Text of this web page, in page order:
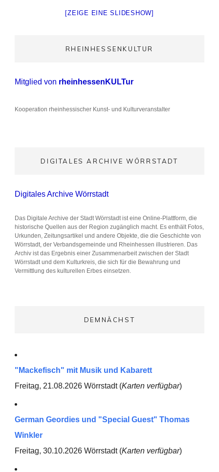
[ZEIGE EINE SLIDESHOW]
RHEINHESSENKULTUR
Mitglied von rheinhessenKULTur
Kooperation rheinhessischer Kunst- und Kulturveranstalter
DIGITALES ARCHIVE WÖRRSTADT
Digitales Archive Wörrstadt
Das Digitale Archive der Stadt Wörrstadt ist eine Online-Plattform, die
historische Quellen aus der Region zugänglich macht. Es enthält Fotos,
Urkunden, Zeitungsartikel und andere Objekte, die die Geschichte von
Wörrstadt, der Verbandsgemeinde und Rheinhessen illustrieren. Das
Archiv ist das Ergebnis einer Zusammenarbeit zwischen der Stadt
Wörrstadt und dem Kulturkreis, die sich für die Bewahrung und
Vermittlung des kulturellen Erbes einsetzen.
DEMNÄCHST
"Mackefisch" mit Musik und Kabarett
Freitag, 21.08.2026 Wörrstadt (Karten verfügbar)
German Geordies und "Special Guest" Thomas
Winkler
Freitag, 30.10.2026 Wörrstadt (Karten verfügbar)